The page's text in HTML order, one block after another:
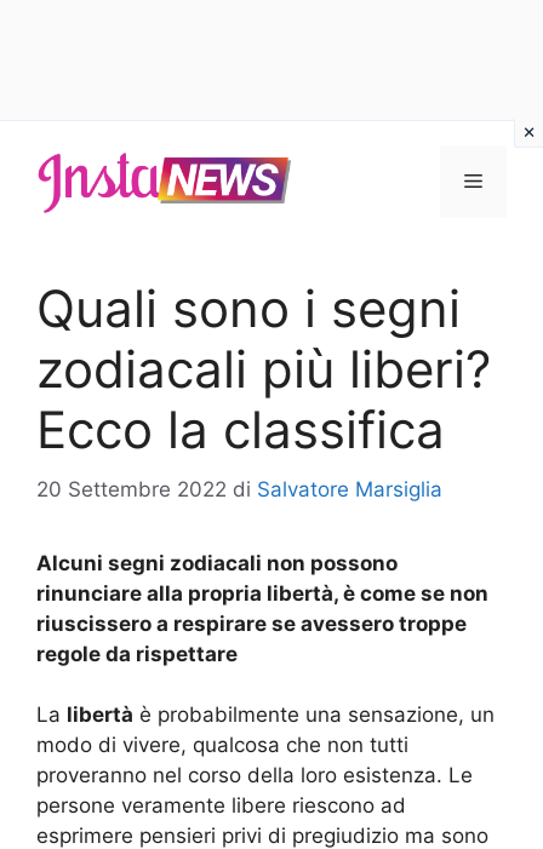
contenuto
Menu
Quali sono i segni
zodiacali più liberi?
Ecco la classifica
20 Settembre 2022 di Salvatore Marsiglia
Alcuni segni zodiacali non possono
rinunciare alla propria libertà, è come se non
riuscissero a respirare se avessero troppe
regole da rispettare
La libertà è probabilmente una sensazione, un
modo di vivere, qualcosa che non tutti
proveranno nel corso della loro esistenza. Le
persone veramente libere riescono ad
esprimere pensieri privi di pregiudizio ma sono